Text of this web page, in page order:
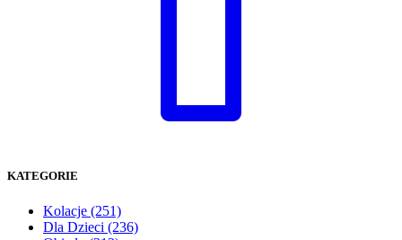
KATEGORIE
Kolacje (251)
Dla Dzieci (236)